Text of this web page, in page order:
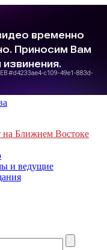
Ближнем Востоке
и ведущие